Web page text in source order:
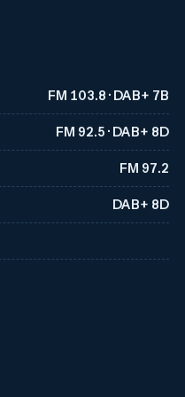
FM 103.8 · DAB+ 7B
FM 92.5 · DAB+ 8D
FM 97.2
DAB+ 8D